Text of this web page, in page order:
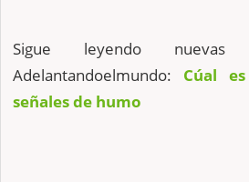
Sigue leyendo nuevas
Adelantandoelmundo: Cúal
señales de humo